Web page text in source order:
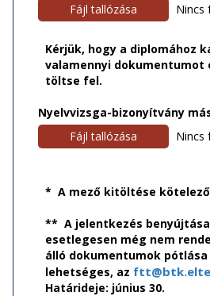
Fájl tallózása
Nincs
Kérjük, hogy a diplomához
valamennyi dokumentumot
töltse fel.
Nyelvvizsga-bizonyítvány
Fájl tallózása
Nincs
* A mező kitöltése
** A jelentkezés
esetlegesen még nem
álló dokumentumok
lehetséges, az
Határideje: június 30.